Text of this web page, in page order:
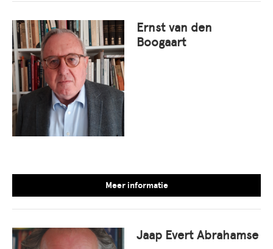
Ernst van den
Boogaart
Meer informatie
Jaap Evert Abrahamse